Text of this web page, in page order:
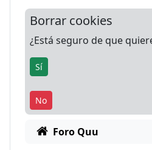
Borrar cookies
¿Está seguro de que
Foro Quu